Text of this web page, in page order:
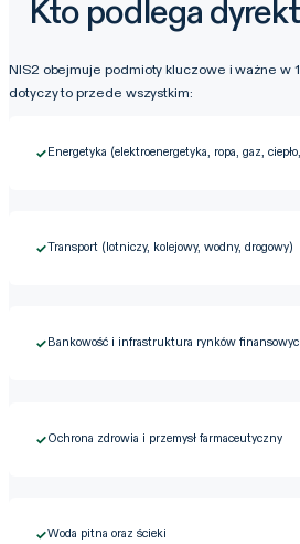
Kto podlega
NIS2 obejmuje podmioty kluczowe i ważne w
dotyczy to przede wszystkim:
✓Energetyka (elektroenergetyka, ropa, gaz,
✓Transport (lotniczy, kolejowy, wodny, drogowy)
✓Bankowość i infrastruktura rynków
✓Ochrona zdrowia i przemysł farmaceutyczny
✓Woda pitna oraz ścieki